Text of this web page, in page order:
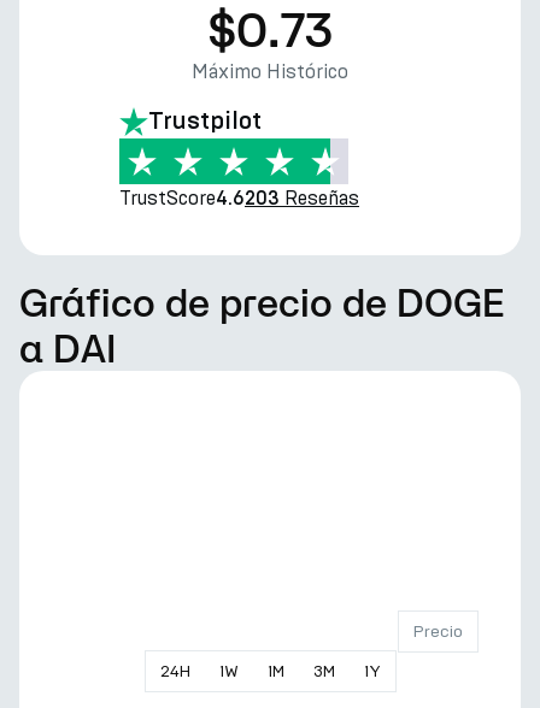
$0.73
Máximo Histórico
Trustpilot
TrustScore4.6203 Reseñas
Gráfico de precio de DOGE
a DAI
24H 1W 1M 3M 1Y
Precio